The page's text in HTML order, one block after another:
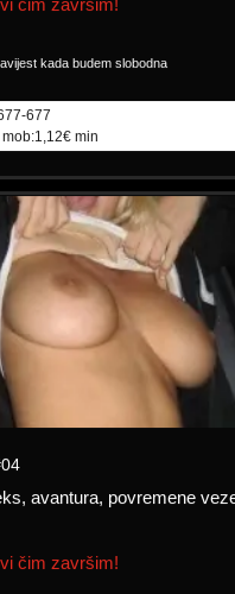
min
avantura, povremene veze,
čim završim!